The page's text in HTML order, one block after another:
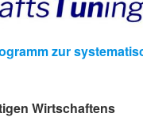
zur
Wirtschaftens